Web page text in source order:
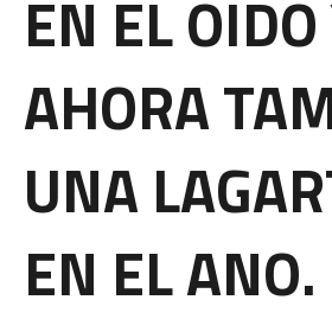
EN EL
AHORA
UNA
EN EL ANO.